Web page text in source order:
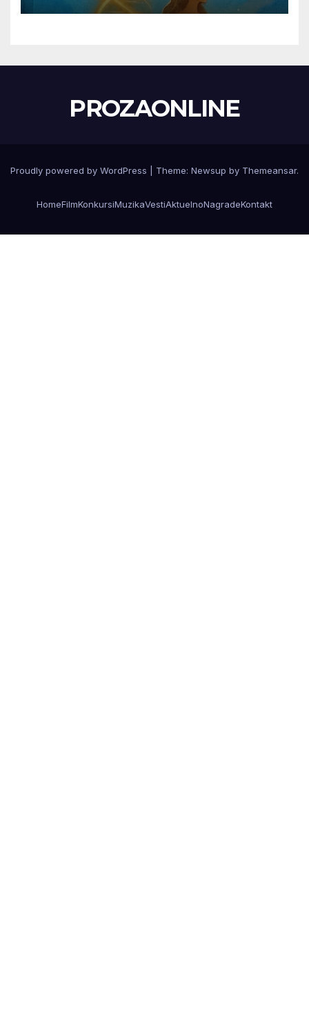
PROZAONLINE
Proudly powered by WordPress Theme: Newsup by Themeansar.
HomeFilmKonkursiMuzikaVestiAktuelnoNagradeKontakt